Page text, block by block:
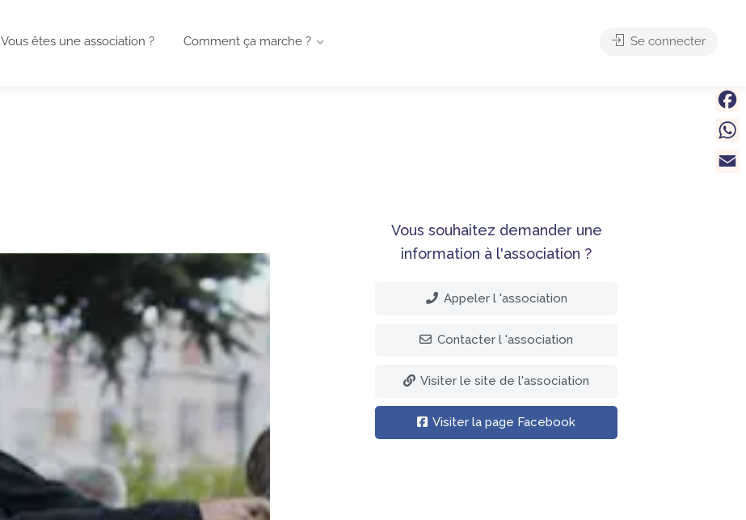
Vous êtes une association ? Comment ça marche ? Se connecter
Vous souhaitez demander une
information à l'association ?
Appeler l 'association
Contacter l 'association
Visiter le site de l'association
Visiter la page Facebook